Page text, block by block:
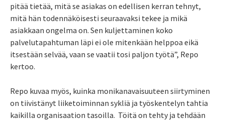
pitää tietää, mitä se asiakas on edellisen kerran tehnyt,
mitä hän todennäköisesti seuraavaksi tekee ja mikä
asiakkaan ongelma on. Sen kuljettaminen koko
palvelutapahtuman läpi ei ole mitenkään helppoa eikä
itsestään selvää, vaan se vaatii tosi paljon työtä”, Repo
kertoo.
Repo kuvaa myös, kuinka monikanavaisuuteen siirtyminen
on tiivistänyt liiketoiminnan sykliä ja työskentelyn tahtia
kaikilla organisaation tasoilla. Töitä on tehty ja tehdään